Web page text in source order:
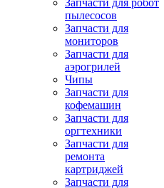
Запчасти для робот
пылесосов
Запчасти для
мониторов
Запчасти для
аэрогрилей
Чипы
Запчасти для
кофемашин
Запчасти для
оргтехники
Запчасти для
ремонта
картриджей
Запчасти для